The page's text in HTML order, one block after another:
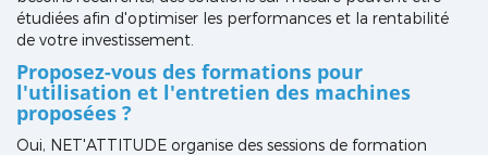
étudiées afin d'optimiser les performances et la rentabilité
de votre investissement.
Proposez-vous des formations pour
l'utilisation et l'entretien des machines
proposées ?
Oui, NET'ATTITUDE organise des sessions de formation